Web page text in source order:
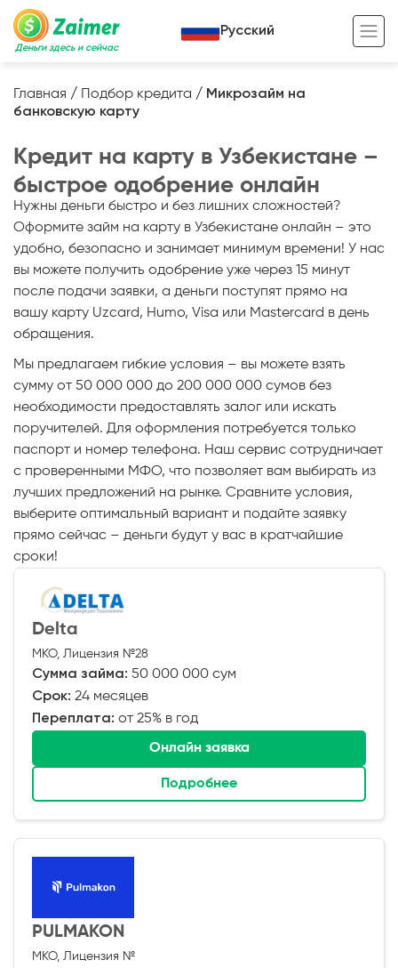
Деньги здесь и сейчас
Кредит под залог
Кредит под залог авто
Кредит под залог недвижимости
Кредит под залог спецтехники
Кредит для предпринимателей
Кредит для самозанятых
Жизненный цикл вашего кредита
Полезные статьи
Кредитный калькулятор
Русский
Главная / Подбор кредита / Микрозайм на
банковскую карту
Кредит на карту в Узбекистане –
быстрое одобрение онлайн
Нужны деньги быстро и без лишних сложностей?
Оформите займ на карту в Узбекистане онлайн – это
удобно, безопасно и занимает минимум времени! У нас
вы можете получить одобрение уже через 15 минут
после подачи заявки, а деньги поступят прямо на
вашу карту Uzcard, Humo, Visa или Mastercard в день
обращения.
Мы предлагаем гибкие условия – вы можете взять
сумму от 50 000 000 до 200 000 000 сумов без
необходимости предоставлять залог или искать
поручителей. Для оформления потребуется только
паспорт и номер телефона. Наш сервис сотрудничает
с проверенными МФО, что позволяет вам выбирать из
лучших предложений на рынке. Сравните условия,
выберите оптимальный вариант и подайте заявку
прямо сейчас – деньги будут у вас в кратчайшие
сроки!
Delta
МКО, Лицензия №28
Сумма займа: 50 000 000 сум
Срок: 24 месяцев
Переплата: от 25% в год
Онлайн заявка
Подробнее
PULMAKON
МКО, Лицензия №